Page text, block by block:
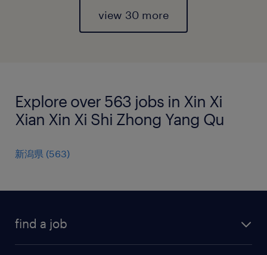
view 30 more
Explore over 563 jobs in Xin Xi
Xian Xin Xi Shi Zhong Yang Qu
新潟県 (563)
find a job